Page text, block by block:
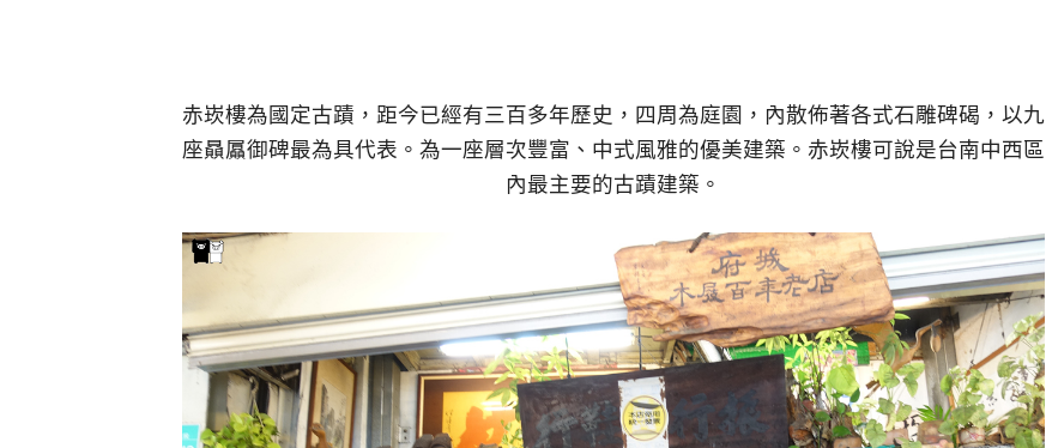
赤崁樓為國定古蹟，距今已經有三百多年歷史，四周為庭園，內散佈著各式石雕碑碣，以九
座贔屭御碑最為具代表。為一座層次豐富、中式風雅的優美建築。赤崁樓可說是台南中西區
內最主要的古蹟建築。